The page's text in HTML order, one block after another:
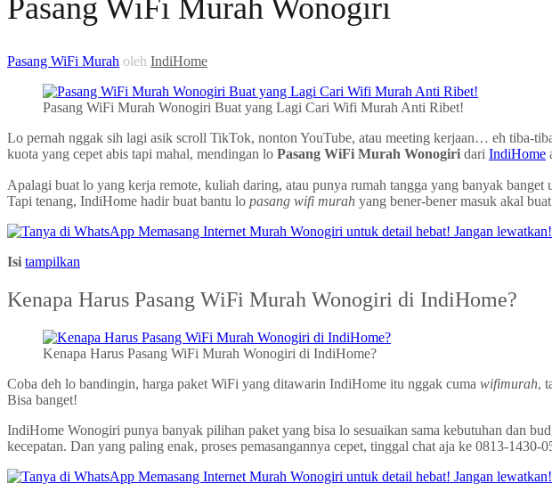
Pasang WiFi Murah Wonogiri
Pasang WiFi Murah oleh IndiHome
Pasang WiFi Murah Wonogiri Buat yang Lagi Cari Wifi Murah Anti Ribet!
Lo pernah nggak sih lagi asik scroll TikTok, nonton YouTube, atau meeting kerjaan… eh tiba-
kuota yang cepet abis tapi mahal, mendingan lo Pasang WiFi Murah Wonogiri dari IndiHome
Apalagi buat lo yang kerja remote, kuliah daring, atau punya rumah tangga yang banyak
Tapi tenang, IndiHome hadir buat bantu lo pasang wifi murah yang bener-bener masuk akal
Isi tampilkan
Kenapa Harus Pasang WiFi Murah Wonogiri di IndiHome?
Kenapa Harus Pasang WiFi Murah Wonogiri di IndiHome?
Coba deh lo bandingin, harga paket WiFi yang ditawarin IndiHome itu nggak cuma wifimurah,
Bisa banget!
IndiHome Wonogiri punya banyak pilihan paket yang bisa lo sesuaikan sama kebutuhan dan
kecepatan. Dan yang paling enak, proses pemasangannya cepet, tinggal chat aja ke 0813-1430-